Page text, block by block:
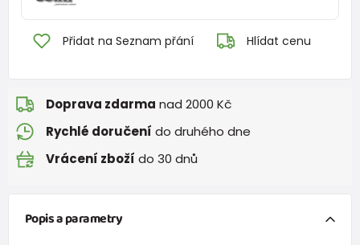
Přidat na Seznam přání Hlídat cenu
Doprava zdarma nad 2000 Kč
Rychlé doručení do druhého dne
Vrácení zboží do 30 dnů
Popis a parametry